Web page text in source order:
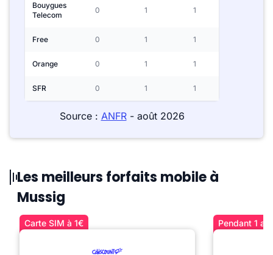
Bouygues
Telecom
0 1 1
Free 0 1 1
Orange 0 1 1
SFR 0 1 1
Source : ANFR- août 2026
Les meilleurs forfaits mobile à
Mussig
Carte SIM à 1€ Pendant 1